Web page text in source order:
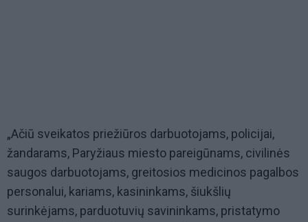
„Ačiū sveikatos priežiūros darbuotojams, policijai,
žandarams, Paryžiaus miesto pareigūnams, civilinės
saugos darbuotojams, greitosios medicinos pagalbos
personalui, kariams, kasininkams, šiukšlių
surinkėjams, parduotuvių savininkams, pristatymo